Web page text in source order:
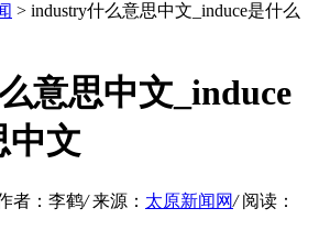
> industry什么意思中文_induce是什么
意思中文_induce
中文
者：李鹤/ 来源： 太原新闻网/ 阅读：